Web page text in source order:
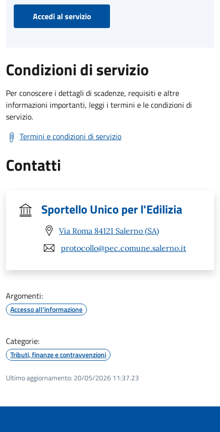
Accedi al servizio
Condizioni di servizio
Per conoscere i dettagli di scadenze, requisiti e altre
informazioni importanti, leggi i termini e le condizioni di
servizio.
Termini e condizioni di servizio
Contatti
Sportello Unico per l'Edilizia
Via Roma 84121 Salerno (SA)
protocollo@pec.comune.salerno.it
Argomenti:
Accesso all'informazione
Categorie:
Tributi, finanze e contravvenzioni
Ultimo aggiornamento: 20/05/2026 11:37.23